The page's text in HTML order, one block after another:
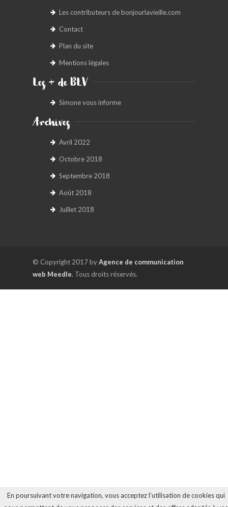
Les contributeurs de bonjourlavieille.com
Contact
Plan du site
Mentions légales
Les + de BLV
Simone vous informe
Archives
Avril 2022
Octobre 2018
Septembre 2018
Août 2018
Juillet 2018
© Copyright 2017 byAgence de communication
web Meedle. Tous droits réservés.
En poursuivant votre navigation, vous acceptez l’utilisation de cookies qui